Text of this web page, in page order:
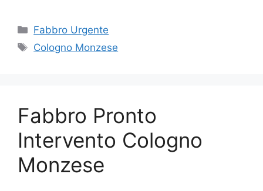
Categorie
Fabbro Urgente
Tag
Cologno Monzese
Fabbro Pronto
Intervento Cologno
Monzese